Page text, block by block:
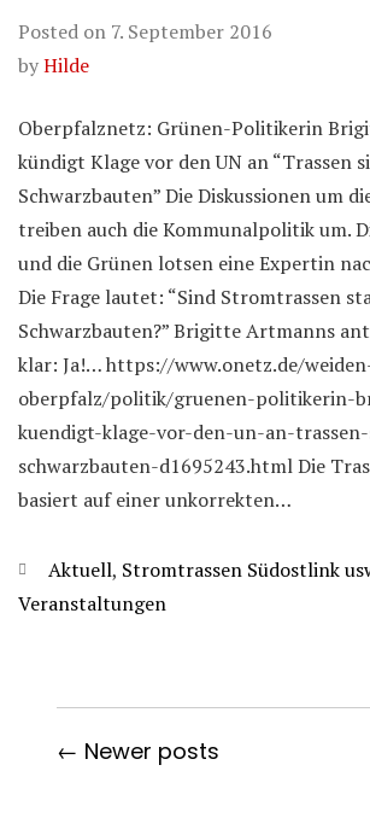
Posted on 7. September 2016
byHilde
Oberpfalznetz: Grünen-Politikerin
kündigt Klage vor den UN an “Trassen
Schwarzbauten” Die Diskussionen um
treiben auch die Kommunalpolitik um.
und die Grünen lotsen eine Expertin
Die Frage lautet: “Sind Stromtrassen
Schwarzbauten?” Brigitte Artmanns
klar: Ja!… https://www.onetz.de/
oberpfalz/politik/gruenen-politikerin-
kuendigt-klage-vor-den-un-an-
schwarzbauten-d1695243.html Die
basiert auf einer unkorrekten…
Categories
Aktuell, Stromtrassen Südostlink
Veranstaltungen
← Newer posts